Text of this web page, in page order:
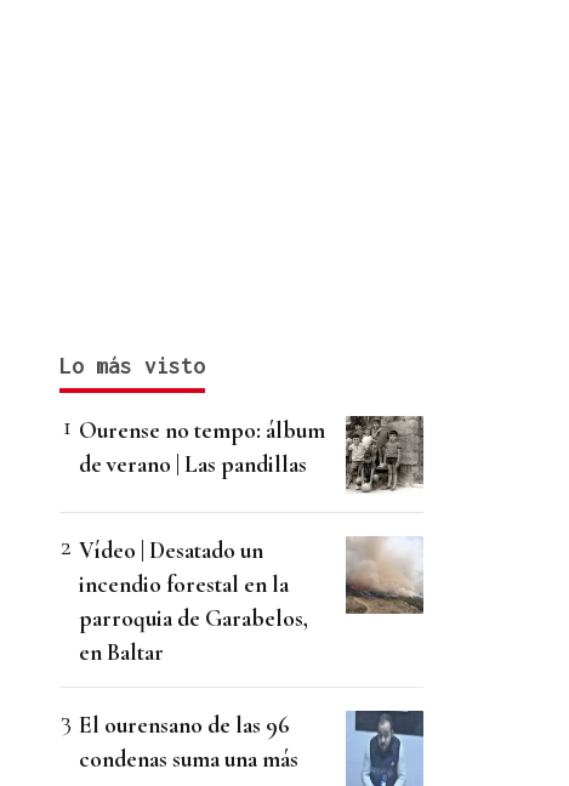
Lo más visto
Ourense no tempo: álbum
de verano | Las pandillas
Vídeo | Desatado un
incendio forestal en la
parroquia de Garabelos,
en Baltar
El ourensano de las 96
condenas suma una más